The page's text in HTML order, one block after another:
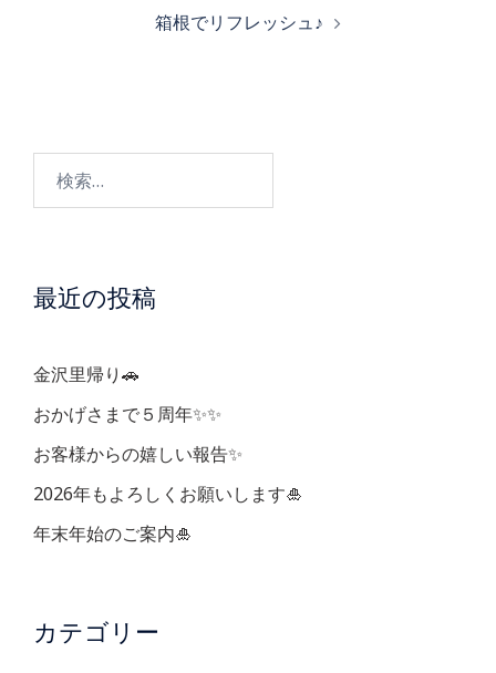
ゲ
シ
ョ
ン
箱根でリフレッシュ♪
最近の投稿
金沢里帰り🚗
おかげさまで５周年✨✨
お客様からの嬉しい報告✨
2026年もよろしくお願いします🎍
年末年始のご案内🎍
カテゴリー